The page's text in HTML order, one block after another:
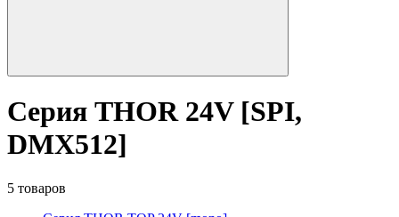
Серия THOR 24V [SPI,
DMX512]
5 товаров